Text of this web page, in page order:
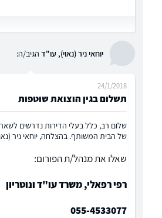
יוחאי ניר (נאוי), עו"ד הגיב/ה:
תשלום בגין הוצואת שוטפות
24/1/2018
שלום רב, כלל בעלי הדירות נדרשים
של הבית המשותף. בהצלחה, יוחאי ניר
שאלו את מנהל/ת הפורום:
רפי רפאלי, משרד עו"ד ונוטריון
055-4533077